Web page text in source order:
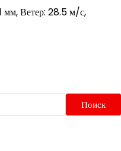
мм, Ветер: 28.5 м/с,
Поиск